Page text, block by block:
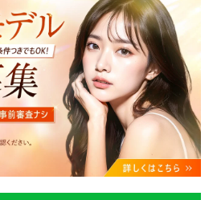
末等の情報
報を以下の目的で利用いたしま
約、医療サービスの提供、医療関
ーケア対応、これらに付随する諸
ため
関する他の医療機関、検査機関
ため